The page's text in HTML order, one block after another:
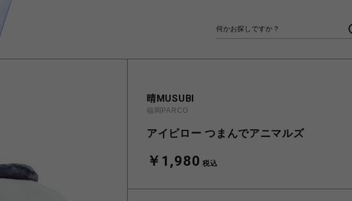
晴MUSUBI
福岡PARCO
アイピロー つまんでアニマルズ
￥1,980 税込